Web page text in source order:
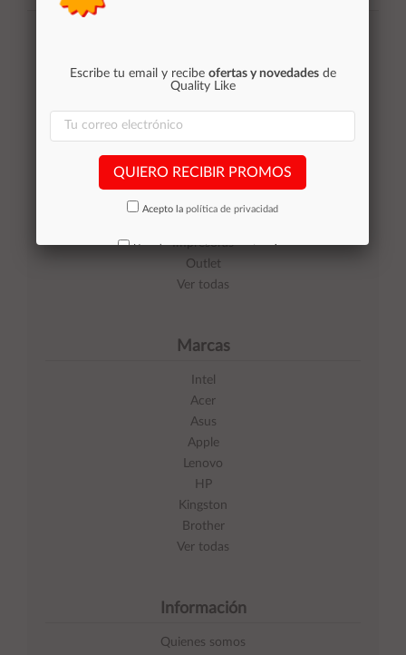
Categorías
Equipos de Ocasión
Smartphones de ocasión
Impresoras
Outlet
Ver todas
Marcas
Intel
Acer
Asus
Apple
Lenovo
HP
Kingston
Brother
Ver todas
Información
Quienes somos
Escribe tu email y recibe ofertas y novedadesde
Quality Like
QUIERO RECIBIR PROMOS
Acepto la política de privacidad
No volver a mostrar mas este aviso